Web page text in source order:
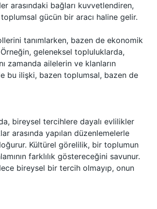
arasındaki bağları kuvvetlendiren,
gücün bir aracı haline gelir.
tanımlarken, bazen de ekonomik
geleneksel topluluklarda,
zamanda ailelerin ve klanların
bu ilişki, bazen toplumsal, bazen de
bireysel tercihlere dayalı evlilikler
arasında yapılan düzenlemelerle
Kültürel görelilik, bir toplumun
farklılık göstereceğini savunur.
bireysel bir tercih olmayıp, onun